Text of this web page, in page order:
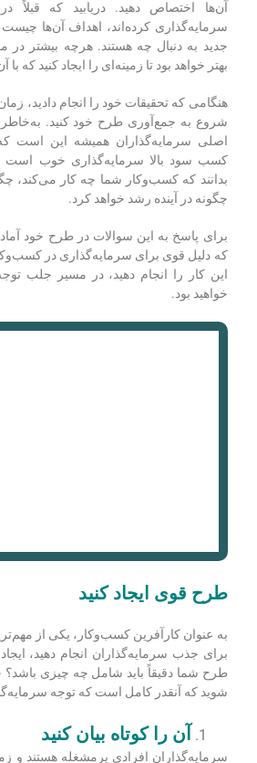
با فرض این‌که ایده کسب‌وکار عالی دارید و
به سرمایه‌گذاران هستید، مهم است که
دهید. همه سرمایه‌گذاران یکسان نیستند و
قبل از شروع تماس با سرمایه‌گذاران،
آن‌ها اختصاص دهید. دریابید که
سرمایه‌گذاری کرده‌اند، اهداف آن‌ها
جدید به دنبال چه هستند. هرچه بیشتر در
بهتر خواهد بود تا زمینه‌ای را ایجاد کنید که با
هنگامی که تحقیقات خود را انجام دادید،
شروع به جمع‌آوری طرح خود کنید. به‌خاطر
اصلی سرمایه‌گذاران همیشه این است
کسب سود بالا سرمایه‌گذاری خوب است
چگونه در آینده رشد خواهد کرد.
طرح قوی ایجاد کنید